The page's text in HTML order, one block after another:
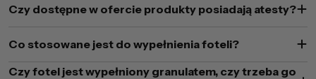
Czy dostępne w ofercie produkty posiadają atesty?
Co stosowane jest do wypełnienia foteli?
Czy fotel jest wypełniony granulatem, czy trzeba go